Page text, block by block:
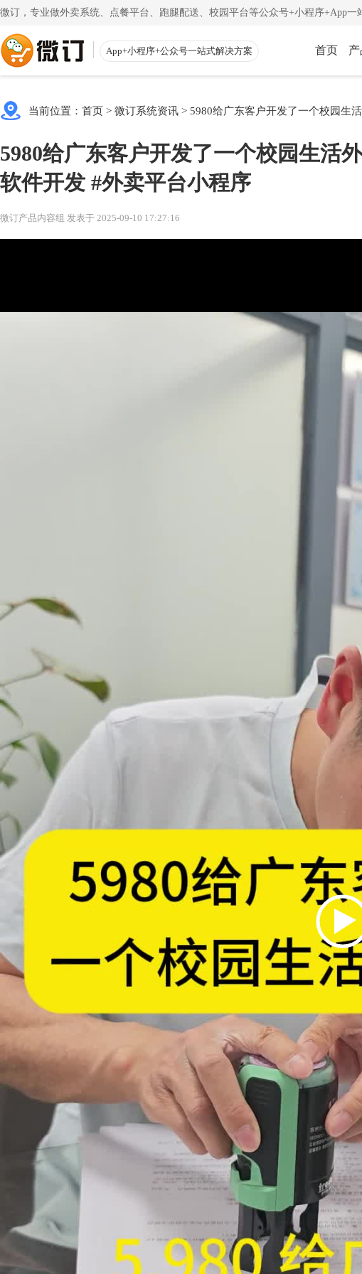
微订，专业做外卖系统、点餐平台、跑腿配送、校园平台等公众号+小程序+App一
App+小程序+公众号一站式解决方案 首页
渠道 公众号 小程序
更多 校园外卖
使用教程
注册小程序和公众号帐号
初级教程
App下载
手机端的管理客户端
当前位置： 首页 > 微订系统资讯 > 5980给广东客户开发了一个校园生
5980给广东客户开发了一个校园生活
软件开发 #外卖平台小程序
微订产品内容组 发表于 2025-09-10 17:27:16